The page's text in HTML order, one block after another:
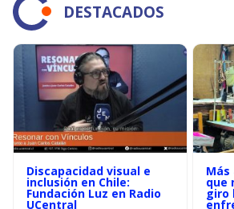
DESTACADOS
Discapacidad visual e
inclusión en Chile:
Fundación Luz en Radio
UCentral
que
giro